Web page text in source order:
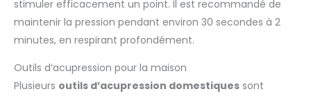
stimuler efficacement un point. Il est recommandé de
maintenir la pression pendant environ 30 secondes à 2
minutes, en respirant profondément.
Outils d’acupression pour la maison
Plusieurs outils d’acupression domestiques sont